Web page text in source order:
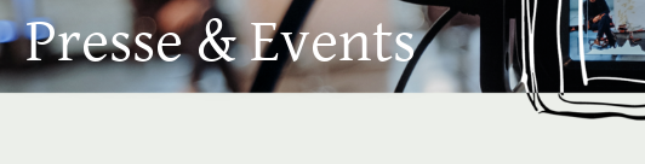
Presse & Events